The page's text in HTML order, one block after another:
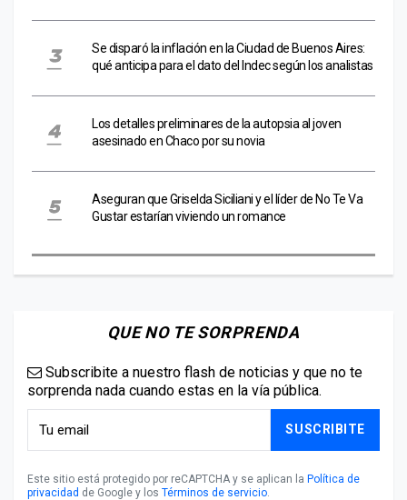
Se disparó la inflación en la Ciudad de Buenos Aires:
qué anticipa para el dato del Indec según los analistas
Los detalles preliminares de la autopsia al joven
asesinado en Chaco por su novia
Aseguran que Griselda Siciliani y el líder de No Te Va
Gustar estarían viviendo un romance
QUE NO TE SORPRENDA
Subscribite a nuestro flash de noticias y que no te
sorprenda nada cuando estas en la vía pública.
SUSCRIBITE
Este sitio está protegido por reCAPTCHA y se aplican la Política de
privacidad de Google y los Términos de servicio.